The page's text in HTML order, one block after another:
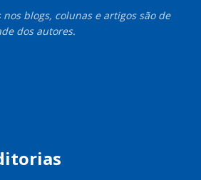
blogs, colunas e artigos são de
dos autores.